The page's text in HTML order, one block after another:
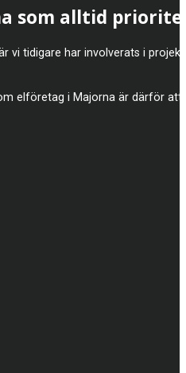
som alltid
vi tidigare har involverats i
elföretag i Majorna är därför